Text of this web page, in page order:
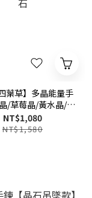
葉草】多晶能量手
/草莓晶/黃水晶/粉
萄石/月光石/銀曜石
NT$1,080
NT$1,580